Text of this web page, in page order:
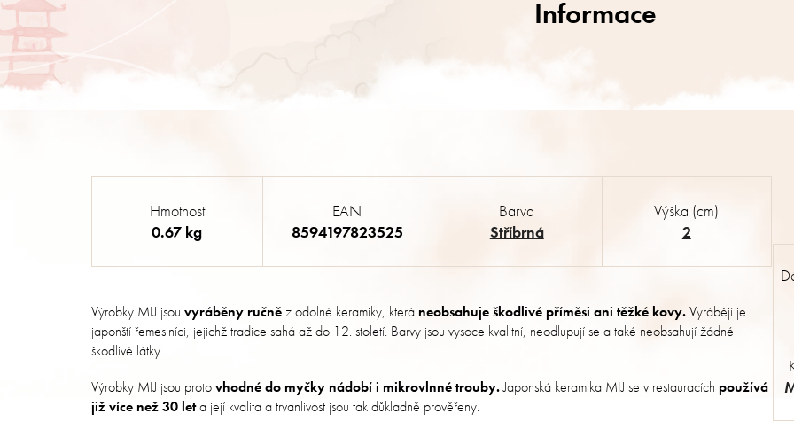
Výrobky MIJ jsou vyráběny ručněz odolné keramiky, která neobsahuje škodlivé příměsi ani těžké kovy.Vyrábějí je
japonští řemeslníci, jejichž tradice sahá až do 12. století. Barvy jsou vysoce kvalitní, neodlupují se a také neobsahují žádné
škodlivé látky.
Výrobky MIJ jsou protovhodné do myčky nádobí i mikrovlnné trouby.Japonská keramika MIJ se v restauracích používá
již více než 30 leta její kvalita a trvanlivost jsou tak důkladně prověřeny.
Hmotnost
0.67 kg
EAN
8594197823525
Barva
Stříbrná
Výška (cm)
2